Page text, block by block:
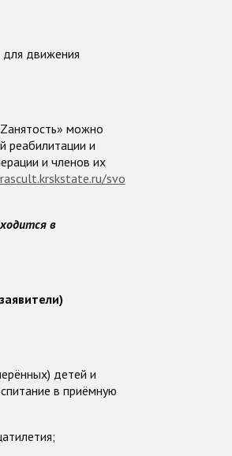
движения
можно
реабилитации и
и членов их
svo
в
детей и
в приёмную